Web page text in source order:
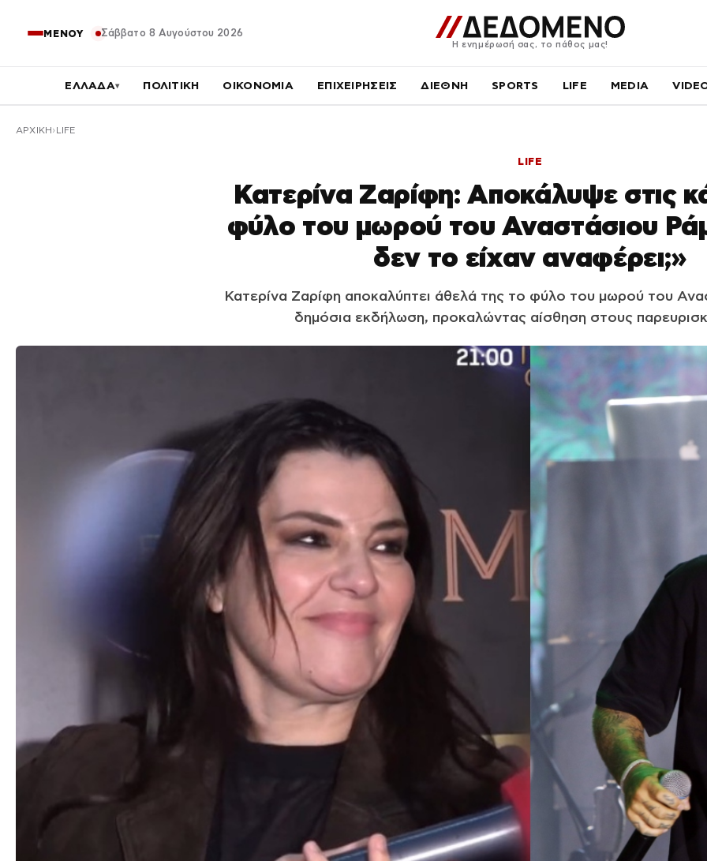
ΜΕΝΟΥ Σάββατο 8 Αυγούστου 2026
Η ενημέρωσή σας, το πάθος μας!
ΕΛΛΑΔΑ▾ ΠΟΛΙΤΙΚΗ ΟΙΚΟΝΟΜΙΑ ΕΠΙΧΕΙΡΗΣΕΙΣ ΔΙΕΘΝΗ SPORTS LIFE MEDIA
ΑΡΧΙΚΉ LIFE
LIFE
Κατερίνα Ζαρίφη: Αποκάλυψε στις
φύλο του μωρού του Αναστάσιου
δεν το είχαν αναφέρει;»
Κατερίνα Ζαρίφη αποκαλύπτει άθελά της το φύλο του μωρού του
δημόσια εκδήλωση, προκαλώντας αίσθηση στους